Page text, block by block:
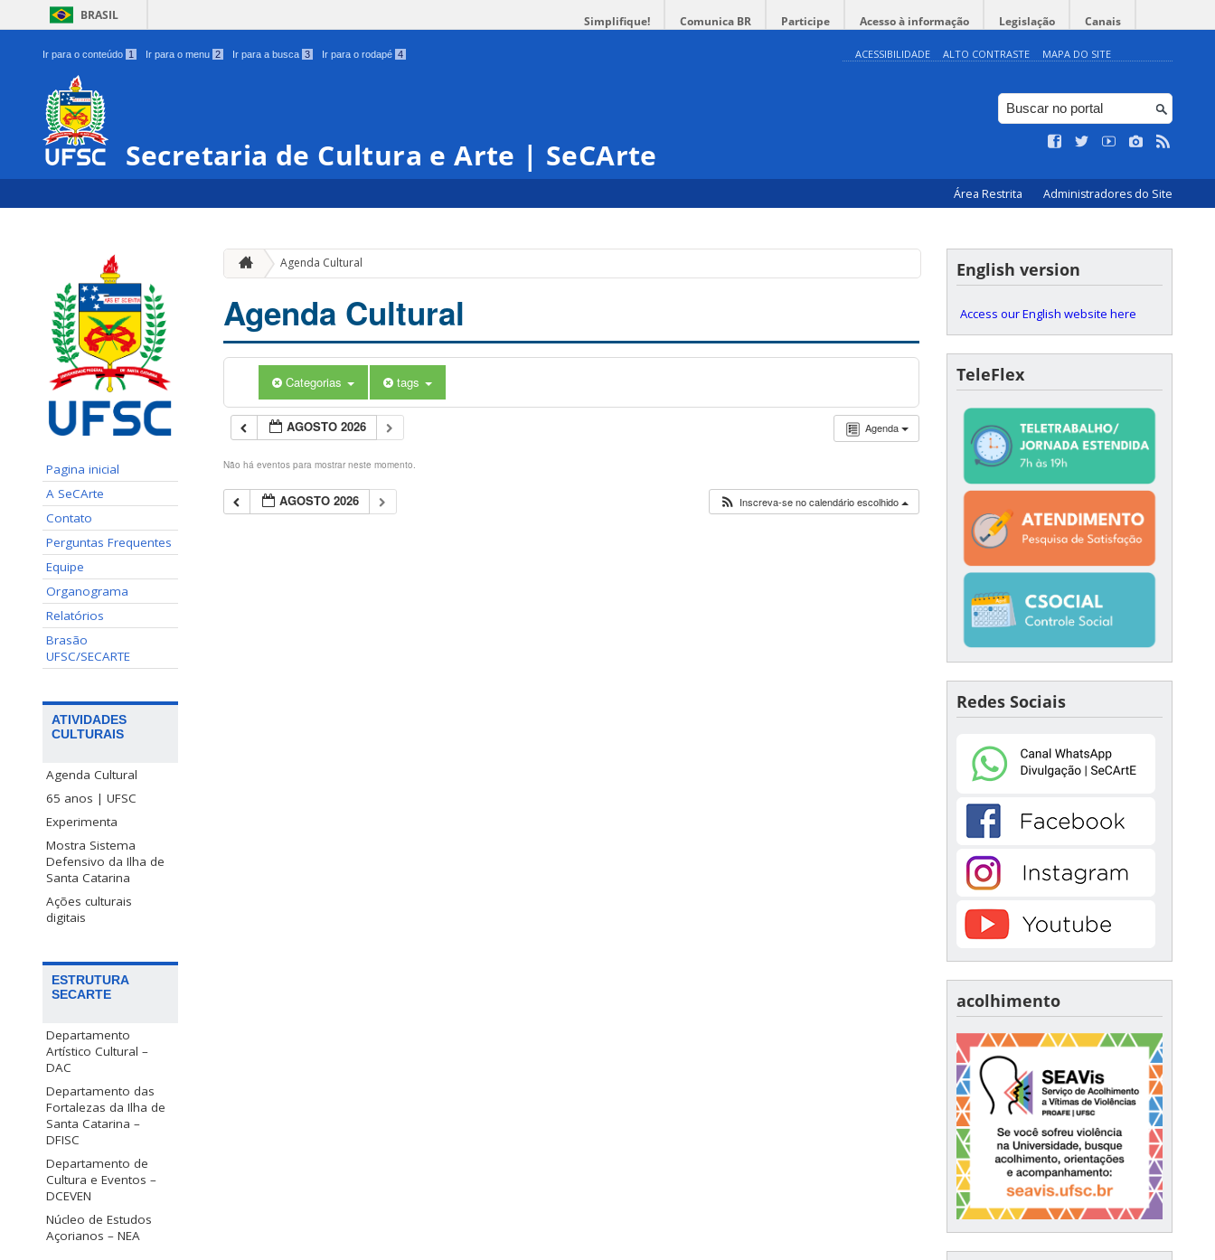
BRASIL Simplifique! Comunica BR Participe Acesso à informação Legislação Canais
Ir para o conteúdo 1 Ir para o menu 2 Ir para a busca 3 Ir para o rodapé 4 ACESSIBILIDADE ALTO CONTRASTE MAPA DO SITE
Secretaria de Cultura e Arte | SeCArte
Área Restrita Administradores do Site
Pagina inicial
A SeCArte
Contato
Perguntas Frequentes
Equipe
Organograma
Relatórios
Brasão
UFSC/SECARTE
ATIVIDADES
CULTURAIS
Agenda Cultural
65 anos | UFSC
Experimenta
Mostra Sistema
Defensivo da Ilha de
Santa Catarina
Ações culturais
digitais
ESTRUTURA
SECARTE
Departamento
Artístico Cultural –
DAC
Departamento das
Fortalezas da Ilha de
Santa Catarina –
DFISC
Departamento de
Cultura e Eventos –
DCEVEN
Núcleo de Estudos
Açorianos – NEA
Agenda Cultural
Agenda Cultural
Categorias tags
Agenda
AGOSTO 2026
Não há eventos para mostrar neste momento.
AGOSTO 2026 Inscreva-se no calendário escolhido
English version
Access our English website here
TeleFlex
Redes Sociais
acolhimento